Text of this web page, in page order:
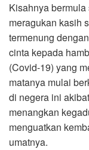
Kisahnya
meragukan kasih
termenung
cinta kepada
(Covid-19) yang
matanya mulai
di negera ini
menangkan
menguatkan
umatnya.